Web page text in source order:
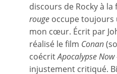
discours de Rocky à la
rouge occupe toujours
mon cœur. Écrit par
réalisé le film Conan
coécritApocalypse Now
injustement critiqué.